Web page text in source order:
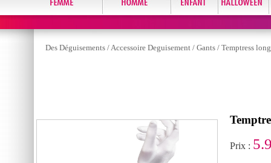
Des Déguisements /Accessoire Deguisement / Gants / Temptress
Prix :